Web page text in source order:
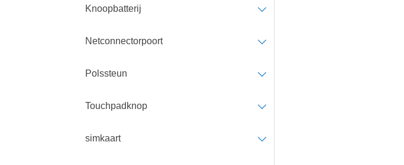
Knoopbatterij
Netconnectorpoort
Polssteun
Touchpadknop
simkaart